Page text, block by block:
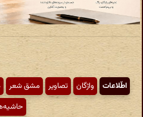
اطّلاعات واژگان تصاویر مشق شعر